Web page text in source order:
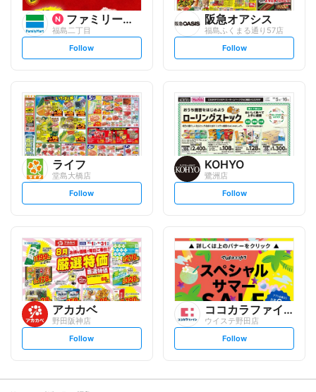
ファミリーマート
福島二丁目
s
t
l
o
w
Follow
阪急オアシス
福島ふくまる通り57店
s
t
o
w
Follow
ライフ
堂島大橋店
s
t
l
o
w
Follow
KOHYO
鷺洲店
s
t
l
o
w
Follow
アカカベ
野田阪神店
s
t
Follow
ココカラファイン
ウイステ野田店
s
t
Follow